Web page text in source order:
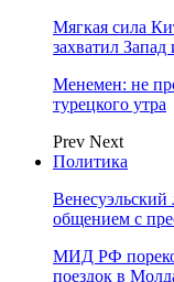
Мягкая сила
захватил Запад
Менемен: не
турецкого утра
Prev Next
Политика
общением с
МИД РФ
поездок в